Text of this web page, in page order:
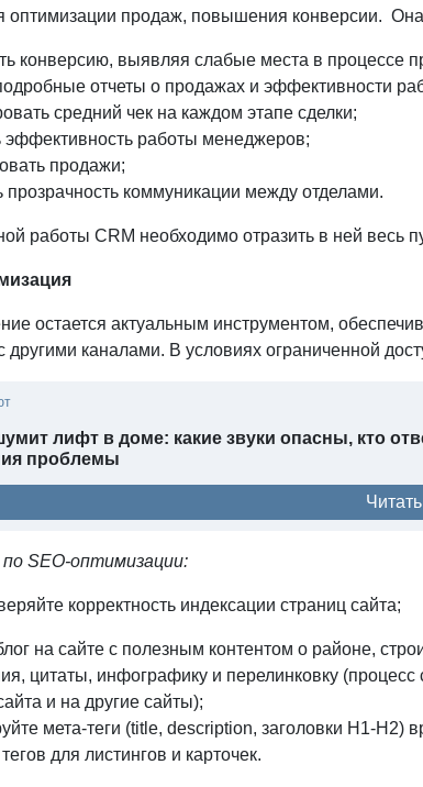
оптимизации продаж, повышения конверсии. Она
конверсию, выявляя слабые места в процессе
отчеты о продажах и эффективности
средний чек на каждом этапе сделки;
эффективность работы менеджеров;
продажи;
коммуникации между отделами.
работы CRM необходимо отразить в ней весь
остается актуальным инструментом,
другими каналами. В условиях ограниченной
лифт в доме: какие звуки опасны, кто
проблемы
Читать
SEO-оптимизации:
корректность индексации страниц сайта;
на сайте с полезным контентом о районе,
цитаты, инфографику и перелинковку
и на другие сайты);
мета-теги (title, description, заголовки H1-
для листингов и карточек.